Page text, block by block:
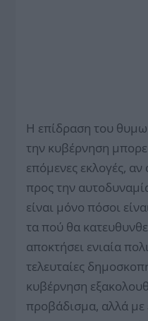
Η επίδραση του
την κυβέρνηση
επόμενες εκλογές,
προς την
είναι μόνο πόσοι
τα πού θα
αποκτήσει ενιαία
τελευταίες
κυβέρνηση
προβάδισμα, αλλά με